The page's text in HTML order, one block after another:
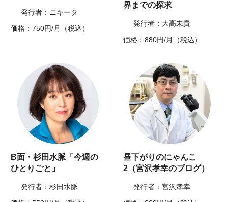
発行者：ニキータ
価格：750円/月（税込）
界までの探求
発行者：大高未貴
価格：880円/月（税込）
B面・杉田水脈「今週の
ひとりごと」
発行者：杉田水脈
昼下がりのにゃんこ
2（宮沢孝幸のブログ）
発行者：宮沢孝幸